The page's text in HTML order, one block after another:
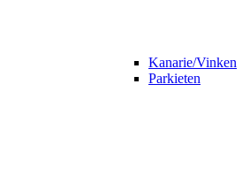
Kanarie/Vinken
Parkieten